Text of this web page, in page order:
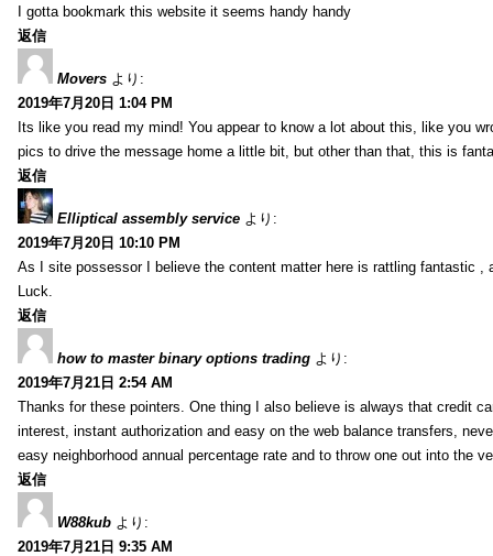
I gotta bookmark this website it seems handy handy
返信
Movers より:
2019年7月20日 1:04 PM
Its like you read my mind! You appear to know a lot about this, like you
pics to drive the message home a little bit, but other than that, this is
返信
Elliptical assembly service より:
2019年7月20日 10:10 PM
As I site possessor I believe the content matter here is rattling fantastic ,
Luck.
返信
how to master binary options trading より:
2019年7月21日 2:54 AM
Thanks for these pointers. One thing I also believe is always that credit
interest, instant authorization and easy on the web balance transfers,
easy neighborhood annual percentage rate and to throw one out into the
返信
W88kub より:
2019年7月21日 9:35 AM